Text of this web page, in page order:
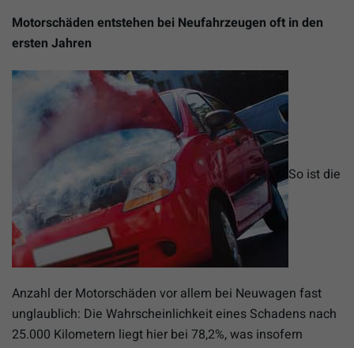
Motorschäden entstehen bei Neufahrzeugen oft in den
ersten Jahren
So ist die
Anzahl der Motorschäden vor allem bei Neuwagen fast
unglaublich: Die Wahrscheinlichkeit eines Schadens nach
25.000 Kilometern liegt hier bei 78,2%, was insofern